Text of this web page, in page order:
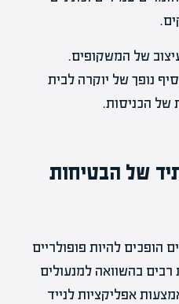
של המשקופים.
נופך של יוקרה לבית
של הכניסות.
של הבטיחות
הופכים להיות פופולריים
רבים בהשוואה למנעולים
אפליקציות לנייד